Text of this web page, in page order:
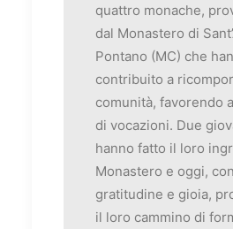
quattro monache,
dal Monastero di
Pontano (MC) che
contribuito a
comunità, favorendo
di vocazioni. Due
hanno fatto il loro
Monastero e oggi, con
gratitudine e gioia,
il loro cammino di